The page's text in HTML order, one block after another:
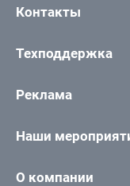
Контакты
Техподдержка
Реклама
Наши
О компании